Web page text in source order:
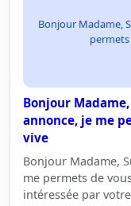
Bonjour Madame,
permets
Bonjour
annonce, je me
vive
Bonjour Madame,
me permets de
intéressée par